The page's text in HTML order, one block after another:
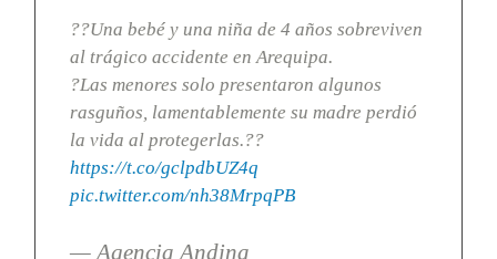
??Una bebé y una niña de 4 años sobreviven
al trágico accidente en Arequipa.
?Las menores solo presentaron algunos
rasguños, lamentablemente su madre perdió
la vida al protegerlas.??
https://t.co/gclpdbUZ4q
pic.twitter.com/nh38MrpqPB
— Agencia Andina